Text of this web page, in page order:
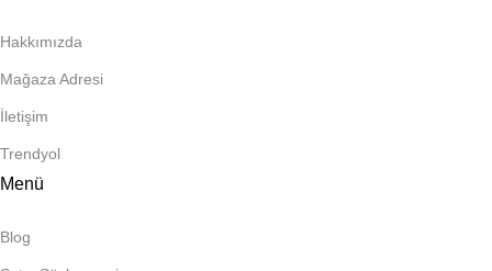
Hakkımızda
Mağaza Adresi
İletişim
Trendyol
Menü
Blog